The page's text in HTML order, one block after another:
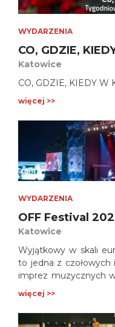
WYDARZENIA
Katowice
CO, GDZIE, KIEDY W
więcej >>
WYDARZENIA
OFF Festival
Katowice
Wyjątkowy w skali
to jedna z czołowych
imprez muzycznych
z udziałem
zagranicy.
więcej >>